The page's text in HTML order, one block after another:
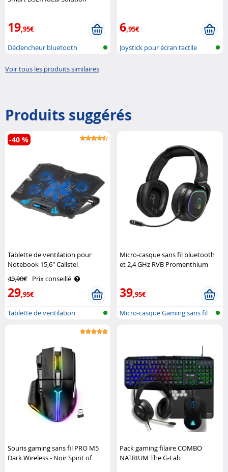
19,95€
Déclencheur bluetooth
6,95€
Joystick pour écran tactile
Voir tous les produits similaires
Produits suggérés
Tablette de ventilation pour
Notebook 15,6" Callstel
49,90€ Prix conseillé
29,95€
-40 %
Tablette de ventilation
Micro-casque sans fil bluetooth
et 2,4 GHz RVB Promenthium
39,95€
Micro-casque Gaming sans fil
Souris gaming sans fil PRO M5
Dark Wireless - Noir Spirit of
Pack gaming filaire COMBO
NATRIUM The G-Lab